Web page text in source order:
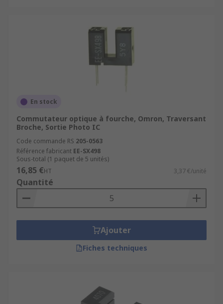
En stock
Commutateur optique à fourche, Omron, Traversant
Broche, Sortie Photo IC
Code commande RS 205-0563
Référence fabricant EE-SX498
Sous-total (1 paquet de 5 unités)
16,85 €HT 3,37 €/unité
Quantité
Ajouter
Fiches techniques